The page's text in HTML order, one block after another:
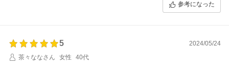
参考になった
5
2024/05/24
茶々ななさん
女性 40代